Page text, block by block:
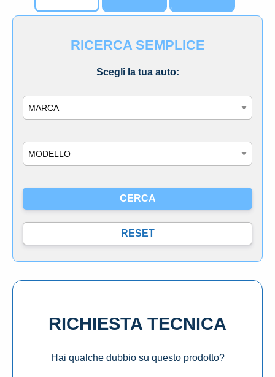
RICERCA SEMPLICE
Scegli la tua auto:
RICHIESTA TECNICA
Hai qualche dubbio su questo prodotto?